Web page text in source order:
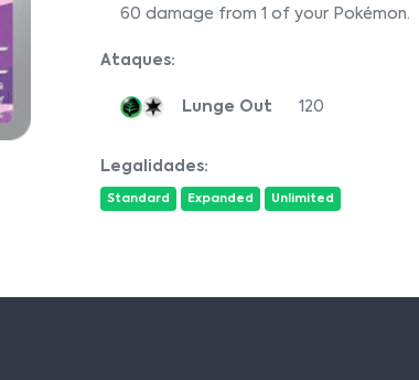
60 damage from 1 of your Pokémon.
Ataques:
Lunge Out 120
Legalidades:
Standard Expanded Unlimited